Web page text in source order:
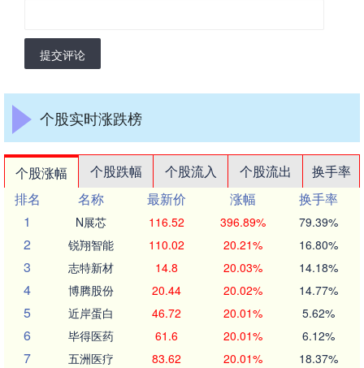
提交评论
个股实时涨跌榜
个股涨幅 个股跌幅 个股流入 个股流出
换手率
排名
名称 最新价 涨幅
换手率
1
N展芯 116.52 396.89% 79.39%
2 锐翔智能 110.02 20.21% 16.80%
3 志特新材 14.8 20.03% 14.18%
4 博腾股份 20.44 20.02% 14.77%
5 近岸蛋白 46.72 20.01% 5.62%
6 毕得医药 61.6 20.01% 6.12%
7 五洲医疗 83.62 20.01% 18.37%